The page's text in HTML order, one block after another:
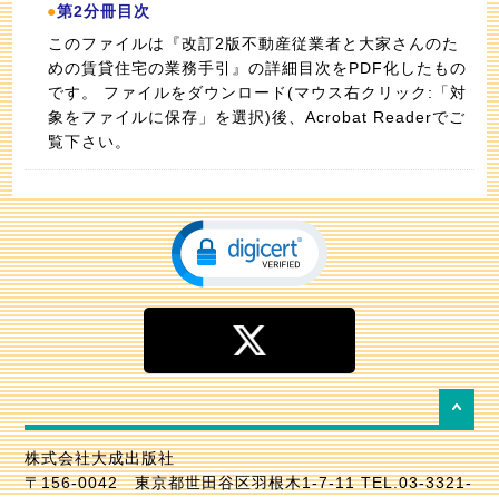
●第2分冊目次
このファイルは『改訂2版不動産従業者と大家さんのた
めの賃貸住宅の業務手引』の詳細目次をPDF化したもの
です。 ファイルをダウンロード(マウス右クリック:「対
象をファイルに保存」を選択)後、Acrobat Readerでご
覧下さい。
株式会社大成出版社
〒156-0042 東京都世田谷区羽根木1-7-11 TEL.03-3321-